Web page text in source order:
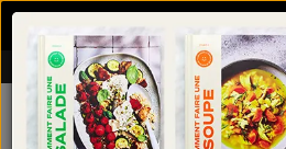
Ma nouvelle collection de
À PROPOS CONTACT PRESSE